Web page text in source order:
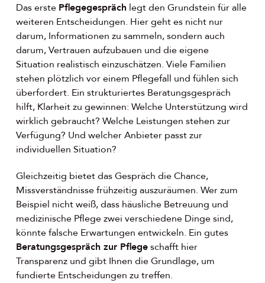
Das erste Pflegegespräch legt den Grundstein für alle
weiteren Entscheidungen. Hier geht es nicht nur
darum, Informationen zu sammeln, sondern auch
darum, Vertrauen aufzubauen und die eigene
Situation realistisch einzuschätzen. Viele Familien
stehen plötzlich vor einem Pflegefall und fühlen sich
überfordert. Ein strukturiertes Beratungsgespräch
hilft, Klarheit zu gewinnen: Welche Unterstützung wird
wirklich gebraucht? Welche Leistungen stehen zur
Verfügung? Und welcher Anbieter passt zur
individuellen Situation?
Gleichzeitig bietet das Gespräch die Chance,
Missverständnisse frühzeitig auszuräumen. Wer zum
Beispiel nicht weiß, dass häusliche Betreuung und
medizinische Pflege zwei verschiedene Dinge sind,
könnte falsche Erwartungen entwickeln. Ein gutes
Beratungsgespräch zur Pflegeschafft hier
Transparenz und gibt Ihnen die Grundlage, um
fundierte Entscheidungen zu treffen.